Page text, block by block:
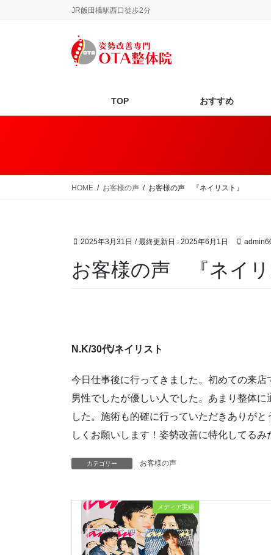
JR飯田橋駅西口徒歩2分
TOP おすすめ
HOME お客様の声 お客様の声 『ネイリスト』
2025年3月31日 / 最終更新日 : 2025年6月1日
お客様の声 『ネイリ
N.K/30代/ネイリスト
今日仕事後に行ってきました。初めての来
男性でしたが優しい人でした。あまり整体
した。施術も的確に行っていただきありが
しくお願いします！姿勢改善に特化してる
カテゴリー お客様の声
メディア実績